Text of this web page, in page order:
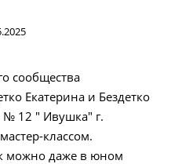
сообщества
Екатерина и Бездетко
12 " Ивушка" г.
классом.
можно даже в юном